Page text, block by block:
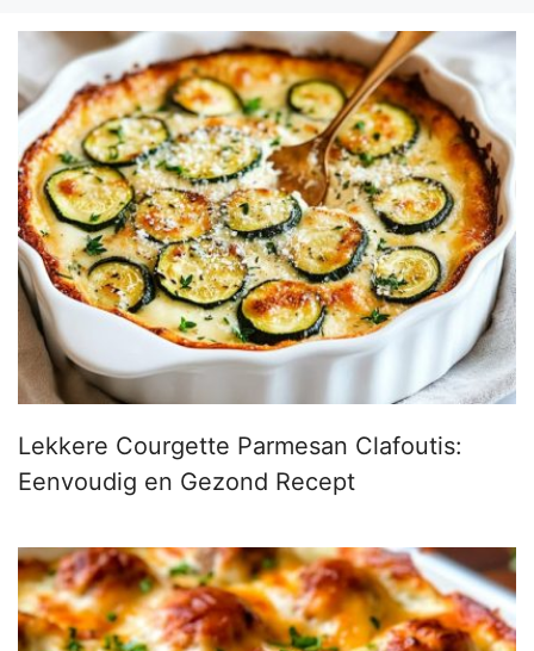
Lekkere Courgette Parmesan Clafoutis:
Eenvoudig en Gezond Recept